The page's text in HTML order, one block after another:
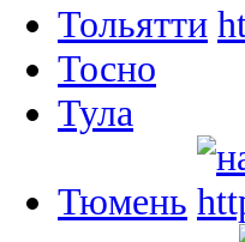
Тольятти
Тосно
Тула
Тюмень